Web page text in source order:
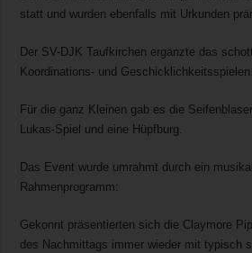
statt und wurden ebenfalls mit Urkunden
Der SV-DJK Taufkirchen ergänzte das
Koordinations- und Geschicklichkeitsspielen.
Für die ganz Kleinen gab es die
Lukas-Spiel und eine Hüpfburg.
Das Event wurde umrahmt durch ein
Rahmenprogramm:
Gekonnt präsentierten sich die Claymore
des Nachmittags immer wieder mit typisch